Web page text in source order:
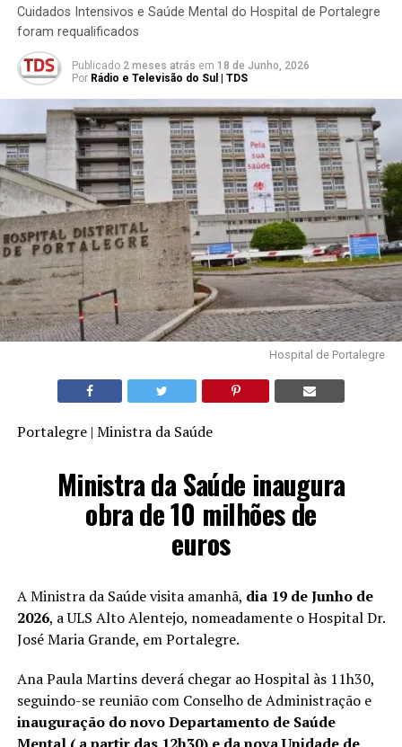
Cuidados Intensivos e Saúde Mental do Hospital de Portalegre
foram requalificados
Publicado 2 meses atrás em 18 de Junho, 2026
Por Rádio e Televisão do Sul | TDS
Hospital de Portalegre
Portalegre | Ministra da Saúde
Ministra da Saúde inaugura
obra de 10 milhões de
euros
A Ministra da Saúde visita amanhã, dia 19 de Junho de
2026, a ULS Alto Alentejo, nomeadamente o Hospital Dr.
José Maria Grande, em Portalegre.
Ana Paula Martins deverá chegar ao Hospital às 11h30,
seguindo-se reunião com Conselho de Administração e
inauguração do novo Departamento de Saúde